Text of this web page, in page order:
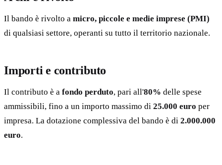
Il bando è rivolto a micro, piccole e medie imprese (PMI)
di qualsiasi settore, operanti su tutto il territorio nazionale.
Importi e contributo
Il contributo è a fondo perduto, pari all'80% delle spese
ammissibili, fino a un importo massimo di 25.000 euro per
impresa. La dotazione complessiva del bando è di 2.000.000
euro.